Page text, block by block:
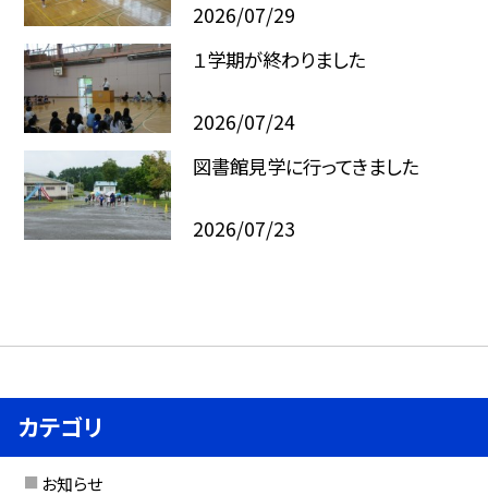
2026/07/29
１学期が終わりました
2026/07/24
図書館見学に行ってきました
2026/07/23
カテゴリ
お知らせ